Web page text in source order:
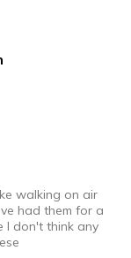
walking on air
had them for a
I don't think any